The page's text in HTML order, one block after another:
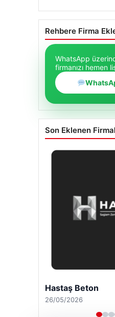
Rehbere Firma
WhatsApp
firmanızı hemen
Son Eklenen
Hastaş Beton
26/05/2026